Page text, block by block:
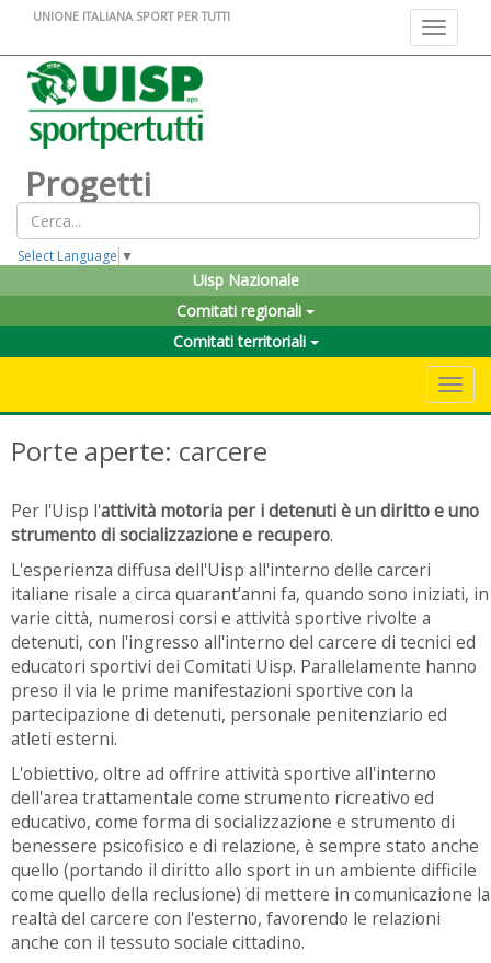
Toggle
UNIONE ITALIANA SPORT PER TUTTI
Progetti
Select Language ▼
Uisp Nazionale
Comitati regionali
Comitati territoriali
Porte aperte: carcere
Per l'Uisp l'attività motoria per i detenuti è un diritto e uno
strumento di socializzazione e recupero.
L'esperienza diffusa dell'Uisp all'interno delle carceri
italiane risale a circa quarant’anni fa, quando sono iniziati, in
varie città, numerosi corsi e attività sportive rivolte a
detenuti, con l'ingresso all'interno del carcere di tecnici ed
educatori sportivi dei Comitati Uisp. Parallelamente hanno
preso il via le prime manifestazioni sportive con la
partecipazione di detenuti, personale penitenziario ed
atleti esterni.
L'obiettivo, oltre ad offrire attività sportive all'interno
dell'area trattamentale come strumento ricreativo ed
educativo, come forma di socializzazione e strumento di
benessere psicofisico e di relazione, è sempre stato anche
quello (portando il diritto allo sport in un ambiente difficile
come quello della reclusione) di mettere in comunicazione la
realtà del carcere con l'esterno, favorendo le relazioni
anche con il tessuto sociale cittadino.